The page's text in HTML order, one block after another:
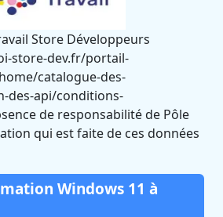
Store Développeurs
store-dev.fr/portail-
catalogue-des-
des-api/conditions-
de responsabilité de Pôle
qui est faite de ces données
Windows 11 à